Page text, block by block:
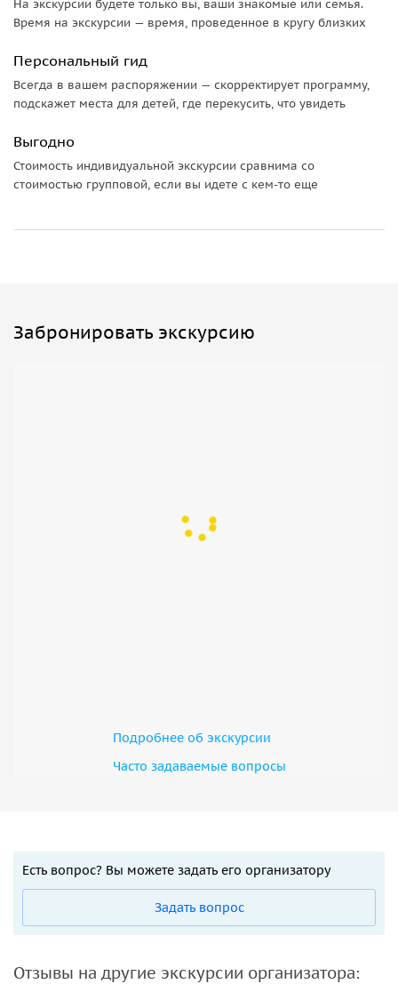
закрома одного из старейших винных домов,проведём
дегустациюи разгадаем тайну этого знаменитого
Обратите внимание!
автомобиле.
• Стоимость экскурсиина нашем автомобиле составит
600€.
На экскурсии будете только вы, ваши знакомые или семья.
Время на экскурсии — время, проведенное в кругу близких
Персональный гид
Всегда в вашем распоряжении — скорректирует программу,
подскажет места для детей, где перекусить, что увидеть
Выгодно
Стоимость индивидуальной экскурсии сравнима со
стоимостью групповой, если вы идете с кем-то еще
Забронировать экскурсию
Подробнее об экскурсии
Часто задаваемые вопросы
Есть вопрос? Вы можете задать его организатору
Задать вопрос
Отзывы на другие экскурсии организатора: